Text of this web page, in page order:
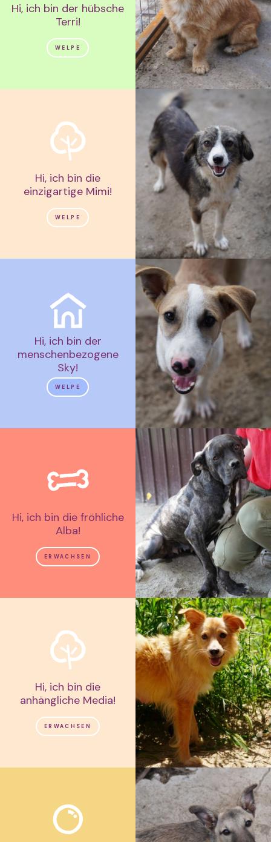
Hi, ich bin der hübsche
Terri!
WELPE
Hi, ich bin die
einzigartige Mimi!
WELPE
Hi, ich bin der
menschenbezogene
Sky!
WELPE
Hi, ich bin die fröhliche
Alba!
ERWACHSEN
Hi, ich bin die
anhängliche Media!
ERWACHSEN